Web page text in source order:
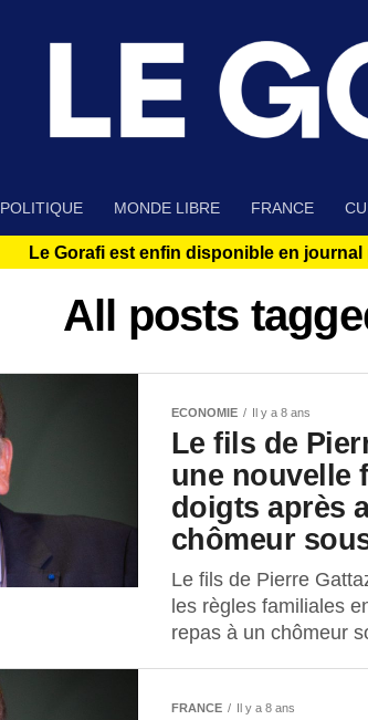
POLITIQUE MONDE LIBRE FRANCE
Le Gorafi est enfin disponible en journal
All posts
ECONOMIE Il y a 8 ans
Le fils de
une nouvelle
doigts après
chômeur
Le fils de Pierre
les règles familiales
repas à un chômeur
FRANCE Il y a 8 ans